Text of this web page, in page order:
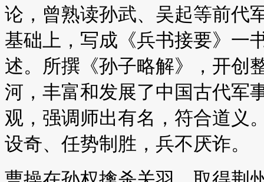
论，曾熟读孙武、吴起等前代
基础上，写成《兵书接要》一
述。所撰《孙子略解》，开创
河，丰富和发展了中国古代军
观，强调师出有名，符合道义
设奇、任势制胜，兵不厌诈。